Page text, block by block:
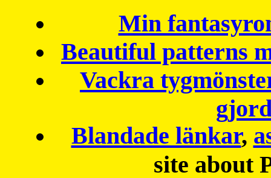
Min
Beautiful patterns
Vackra
Blandade länkar,
site about